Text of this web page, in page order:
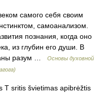
самого себя своим
самоанализом.
познания, когда оно
из глубин его души. В
разум …
Основы духовной
T sritis švietimas apibrėžtis